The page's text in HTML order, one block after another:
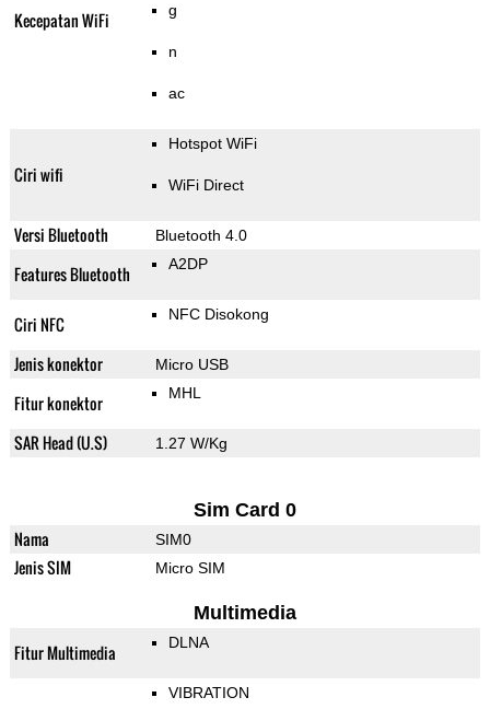
Kecepatan WiFi g
n
ac
Ciri wifi
Hotspot WiFi
WiFi Direct
Versi Bluetooth Bluetooth 4.0
Features Bluetooth A2DP
Ciri NFC NFC Disokong
Jenis konektor Micro USB
Fitur konektor MHL
SAR Head (U.S) 1.27 W/Kg
Sim Card 0
Nama SIM0
Jenis SIM Micro SIM
Multimedia
Fitur Multimedia DLNA
VIBRATION